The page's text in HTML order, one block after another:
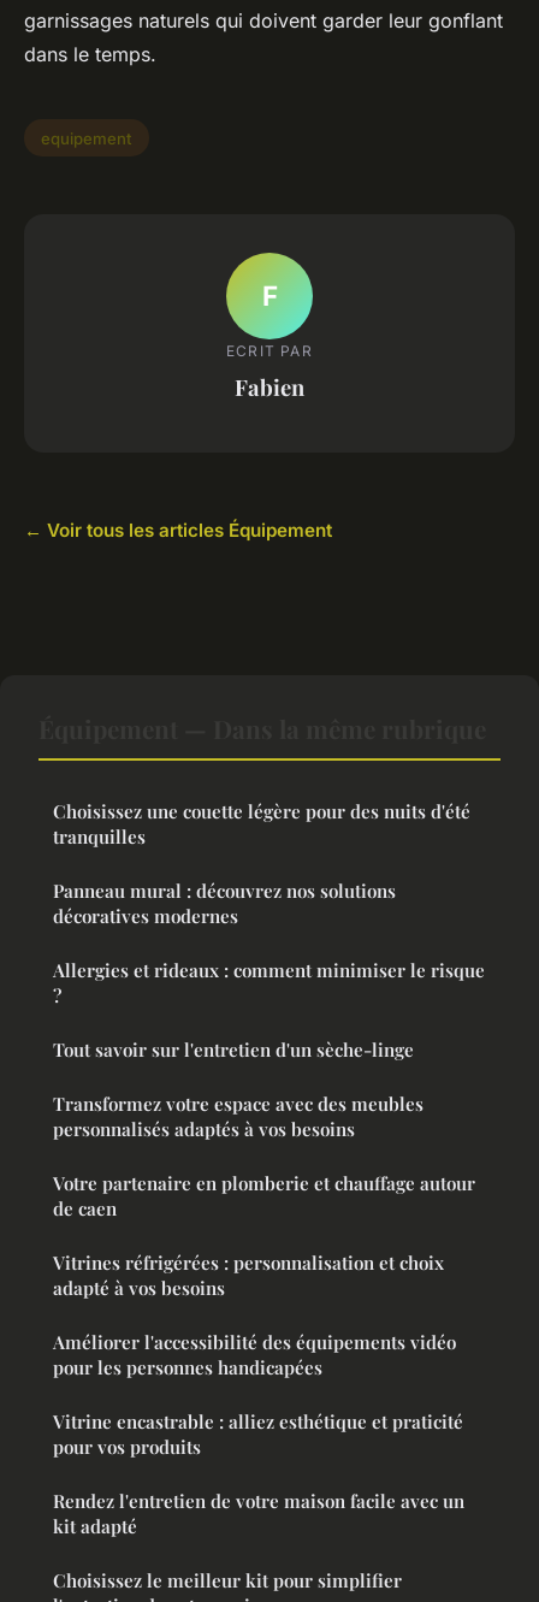
garnissages naturels qui doivent garder leur gonflant
dans le temps.
equipement
F
ECRIT PAR
Fabien
← Voir tous les articles Équipement
Choisissez une couette légère pour des nuits d'été
tranquilles
Panneau mural : découvrez nos solutions
décoratives modernes
Allergies et rideaux : comment minimiser le risque
?
Tout savoir sur l'entretien d'un sèche-linge
Transformez votre espace avec des meubles
personnalisés adaptés à vos besoins
Votre partenaire en plomberie et chauffage autour
de caen
Vitrines réfrigérées : personnalisation et choix
adapté à vos besoins
Améliorer l'accessibilité des équipements vidéo
pour les personnes handicapées
Vitrine encastrable : alliez esthétique et praticité
pour vos produits
Rendez l'entretien de votre maison facile avec un
kit adapté
Choisissez le meilleur kit pour simplifier